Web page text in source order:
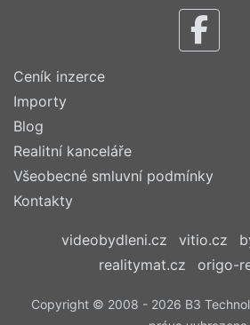
Ceník inzerce
Importy
Blog
Realitní kanceláře
Všeobecné smluvní podmínky
Kontakty
videobydleni.cz vitio.cz
realitymat.cz
origo-
Copyright © 2008 - 2026 B3